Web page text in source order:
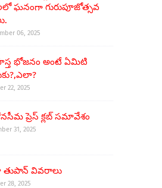
ఘనంగా గురుపూజోత్సవ
06, 2025
భోజనం అంటే ఏమిటి
22, 2025
ప్రెస్ క్లబ్ సమావేశం
31, 2025
వివరాలు
28, 2025